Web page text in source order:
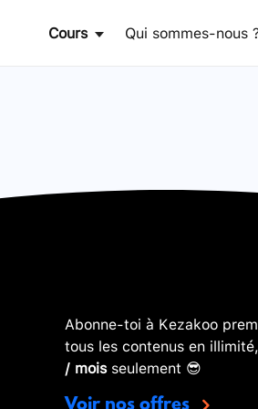
Cours Qui sommes-nous
Abonne-toi à Kezakoo
tous les contenus en
/ moisseulement 😎